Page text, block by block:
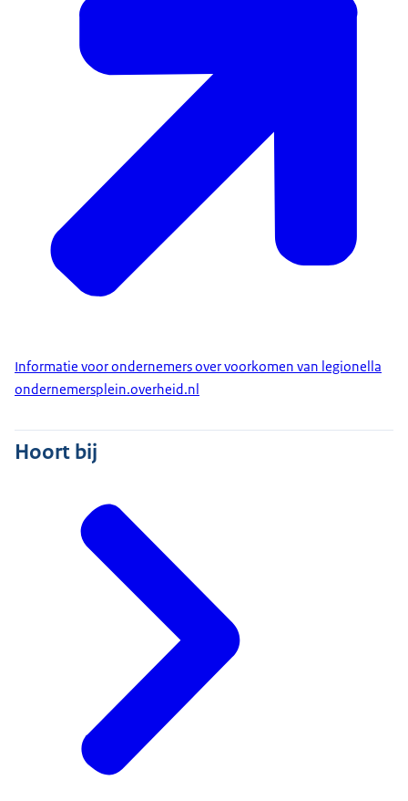
Informatie voor ondernemers over voorkomen van legionella
ondernemersplein.overheid.nl
Hoort bij